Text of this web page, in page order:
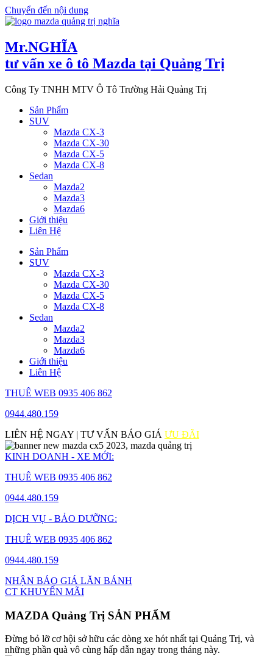
Chuyển đến nội dung
Mr.NGHĨA
tư vấn xe ô tô Mazda tại Quảng Trị
Công Ty TNHH MTV Ô Tô Trường Hải Quảng Trị
Sản Phẩm
SUV
Mazda CX-3
Mazda CX-30
Mazda CX-5
Mazda CX-8
Sedan
Mazda2
Mazda3
Mazda6
Giới thiệu
Liên Hệ
Sản Phẩm
SUV
Mazda CX-3
Mazda CX-30
Mazda CX-5
Mazda CX-8
Sedan
Mazda2
Mazda3
Mazda6
Giới thiệu
Liên Hệ
THUÊ WEB 0935 406 862
0944.480.159
LIÊN HỆ NGAY | TƯ VẤN BÁO GIÁ ƯU ĐÃI
KINH DOANH - XE MỚI:
THUÊ WEB 0935 406 862
0944.480.159
DỊCH VỤ - BẢO DƯỠNG:
THUÊ WEB 0935 406 862
0944.480.159
NHẬN BÁO GIÁ LĂN BÁNH
CT KHUYẾN MÃI
MAZDA Quảng Trị SẢN PHẨM
Đừng bỏ lỡ cơ hội sở hữu các dòng xe hót nhất tại Quảng Trị, và
những phần quà vô cùng hấp dẫn ngay trong tháng này.